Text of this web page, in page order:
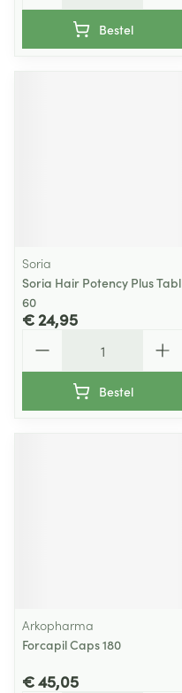
Bestel
Soria
Soria Hair Potency Plus Tabl
60
€ 24,95
Bestel
Arkopharma
Forcapil Caps 180
€ 45,05